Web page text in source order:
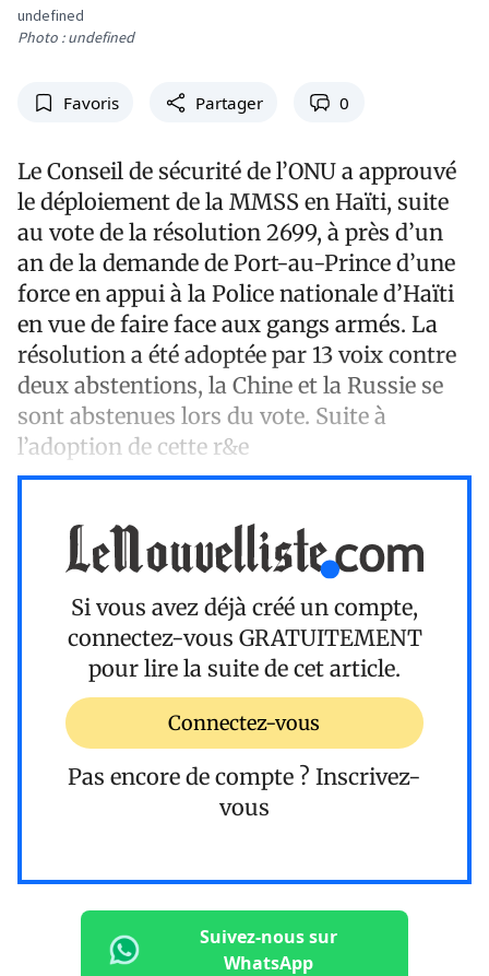
undefined
Photo : undefined
Favoris Partager 0
Le Conseil de sécurité de l’ONU a approuvé
le déploiement de la MMSS en Haïti, suite
au vote de la résolution 2699, à près d’un
an de la demande de Port-au-Prince d’une
force en appui à la Police nationale d’Haïti
en vue de faire face aux gangs armés. La
résolution a été adoptée par 13 voix contre
deux abstentions, la Chine et la Russie se
sont abstenues lors du vote. Suite à
l’adoption de cette r&e
Si vous avez déjà créé un compte,
connectez-vous GRATUITEMENT
pour lire la suite de cet article.
Connectez-vous
Pas encore de compte ? Inscrivez-
vous
Suivez-nous sur
WhatsApp